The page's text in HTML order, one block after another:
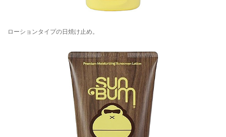
ローションタイプの日焼け止め。